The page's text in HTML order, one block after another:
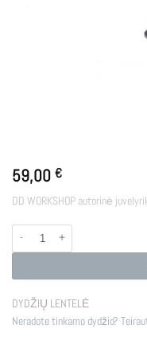
59,00 €
DD WORKSHOP autorinė
produkto kiekis: E - BBB
DYDŽIŲ LENTELĖ
Neradote tinkamo dydžio?